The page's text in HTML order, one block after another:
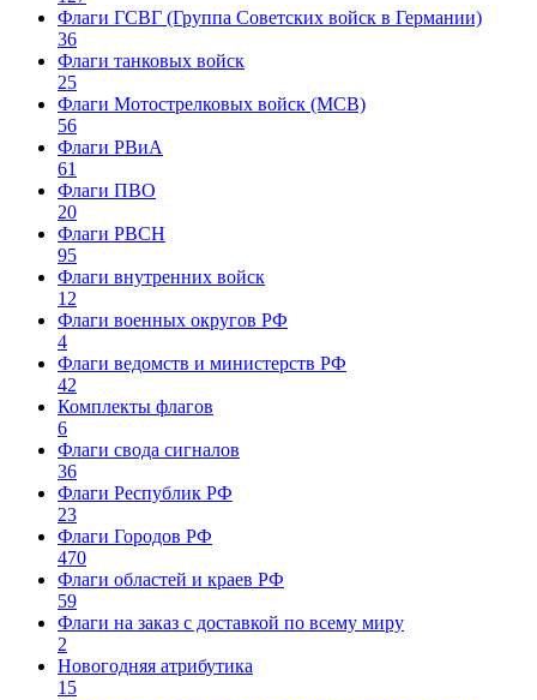
Флаги ГСВГ (Группа Советских войск в Германии)
36
Флаги танковых войск
25
Флаги Мотострелковых войск (МСВ)
56
Флаги РВиА
61
Флаги ПВО
20
Флаги РВСН
95
Флаги внутренних войск
12
Флаги военных округов РФ
4
Флаги ведомств и министерств РФ
42
Комплекты флагов
6
Флаги свода сигналов
36
Флаги Республик РФ
23
Флаги Городов РФ
470
Флаги областей и краев РФ
59
Флаги на заказ с доставкой по всему миру
2
Новогодняя атрибутика
15